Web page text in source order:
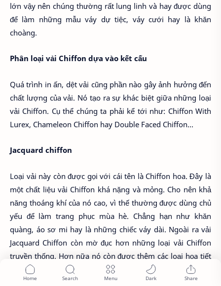
lớn vậy nên chúng thường rất lung linh và hay được dùng
để làm những mẫu váy dự tiệc, váy cưới hay là khăn
choàng.
Phân loại vải Chiffon dựa vào kết cấu
Quá trình in ấn, dệt vải cũng phần nào gây ảnh hưởng đến
chất lượng của vải. Nó tạo ra sự khác biệt giữa những loại
vải Chiffon. Cụ thể chúng ta phải kể tới như: Chiffon With
Lurex, Chameleon Chiffon hay Double Faced Chiffon...
Jacquard chiffon
Loại vải này còn được gọi với cái tên là Chiffon hoa. Đây là
một chất liệu vải Chiffon khá nặng và mỏng. Cho nên khả
năng thoáng khí của nó cao, vì thế thường được dùng chủ
yếu để làm trang phục mùa hè. Chẳng hạn như khăn
quàng, áo sơ mi hay là những chiếc váy dài. Ngoài ra vải
Jacquard Chiffon còn mờ đục hơn những loại vải Chiffon
truyền thống. Hơn nữa nó còn được thêm các loại họa tiết
in chìm hoặc hoa văn.